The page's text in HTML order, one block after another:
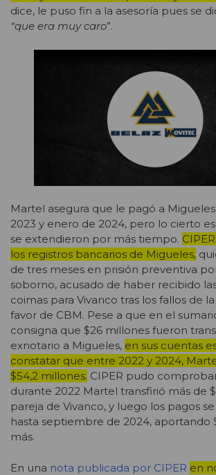
dice, le puso fin a la asesoría pues se
“que era muy caro”.
Martel asegura que le pagó a
2023 y enero de 2024, pero lo cierto
se extendieron por más tiempo.
los registros bancarios de Migueles,
de tres meses en prisión preventiva
soborno, acusado de haber recibido
coimas para Vivanco tras los fallos de
favor de CBM. Pese a que en el
consigna que $26 millones fueron
exnotario a Migueles, en sus cuentas
constatar que entre 2022 y 2024,
$54,2 millones. CIPER pudo
durante 2022 Martel transfirió más de
pareja de Vivanco, y luego los pagos
hasta septiembre de 2024, aportando
más.
En una nota publicada por CIPER en